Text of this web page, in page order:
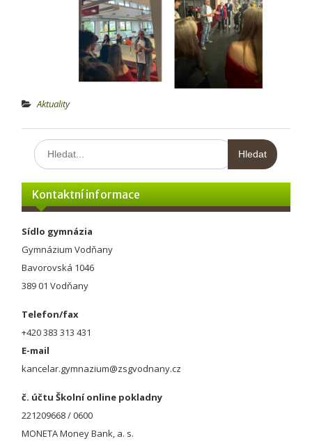
Aktuality
Hledat:
Kontaktní informace
Sídlo gymnázia
Gymnázium Vodňany
Bavorovská 1046
389 01 Vodňany
Telefon/fax
+420 383 313 431
E-mail
kancelar.gymnazium@zsgvodnany.cz
č. účtu Školní online pokladny
221209668 / 0600
MONETA Money Bank, a. s.